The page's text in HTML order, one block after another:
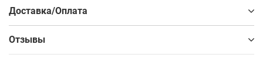
Доставка/Оплата
Отзывы